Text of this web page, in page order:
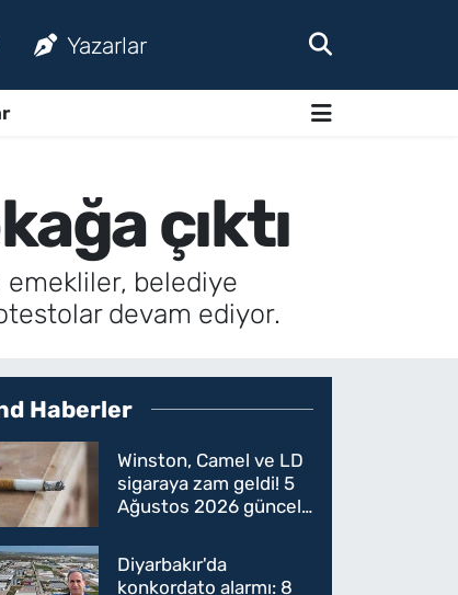
Yazarlar
çıktı
emekliler, belediye
devam ediyor.
Haberler
Winston, Camel ve LD
sigaraya zam geldi! 5
Ağustos 2026 güncel
oldu
Diyarbakır'da
konkordato alarmı: 8